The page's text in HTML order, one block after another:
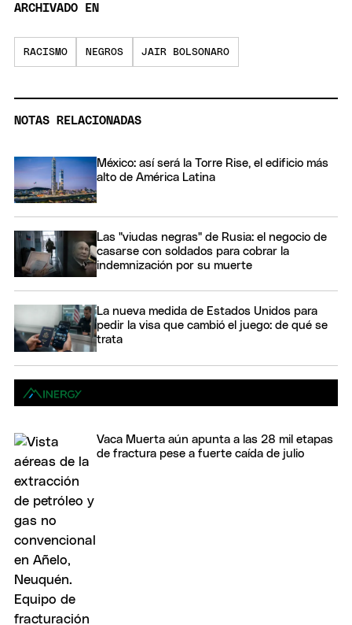
ARCHIVADO EN
RACISMO NEGROS JAIR BOLSONARO
NOTAS RELACIONADAS
México: así será la Torre Rise, el edificio más
alto de América Latina
Las "viudas negras" de Rusia: el negocio de
casarse con soldados para cobrar la
indemnización por su muerte
La nueva medida de Estados Unidos para
pedir la visa que cambió el juego: de qué se
trata
Vaca Muerta aún apunta a las 28 mil etapas
de fractura pese a fuerte caída de julio